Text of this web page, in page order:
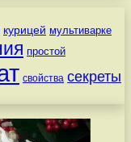
курицей мультиварке
простой
свойства секреты